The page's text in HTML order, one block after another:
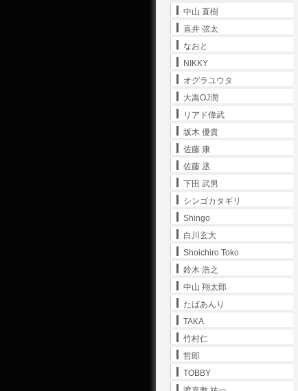
中山 直樹
直井 弦太
なおと
NIKKY
オグラユウタ
大嵩OJ潤
リアド偉武
坂木 優貴
佐藤 康
佐藤 丞
下田 武男
シンゴカタギリ
Shingo
白川玄大
Shoichiro Toko
鈴木 浩之
中山 翔太郎
たばあんり
TAKA
竹村仁
哲郎
TOBBY